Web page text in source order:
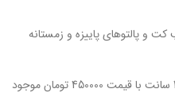
و پالتوهای پاییزه و زمستانه
این پارچه تکه ای هست و به متراژ 1.70 سانت با قیمت 450000 تومان موجود